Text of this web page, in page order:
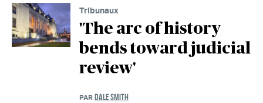
Tribunaux
'The arc of history
bends toward judicial
review'
PAR DALE SMITH